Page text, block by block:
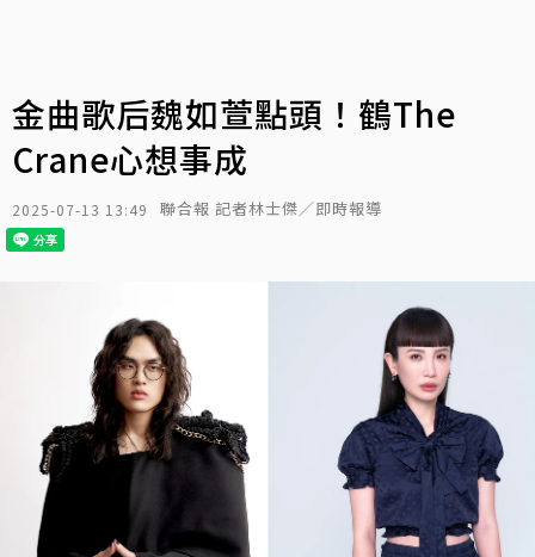
金曲歌后魏如萱點頭！鶴The
Crane心想事成
2025-07-13 13:49 聯合報 記者林士傑／即時報導